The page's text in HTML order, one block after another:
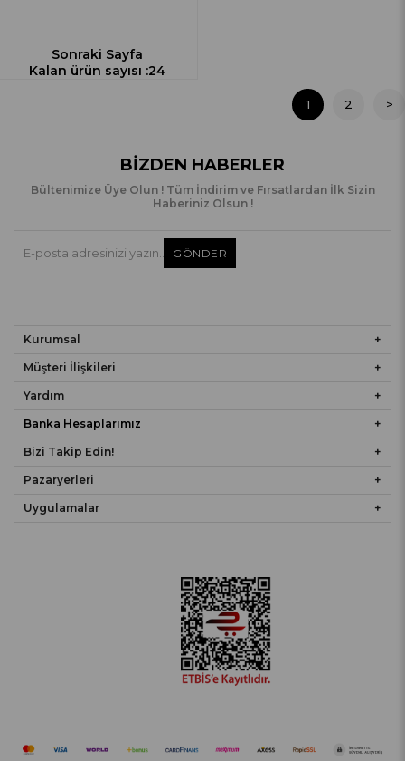
Sonraki Sayfa
Kalan ürün sayısı :24
1 2 >
BIZDEN HABERLER
Bültenimize Üye Olun ! Tüm İndirim ve Fırsatlardan İlk Sizin
Haberiniz Olsun !
GÖNDER
Kurumsal
Müşteri İlişkileri
Yardım
Banka Hesaplarımız
Bizi Takip Edin!
Pazaryerleri
Uygulamalar